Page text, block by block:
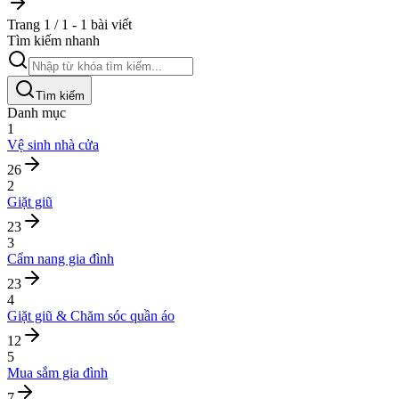
Trang 1 / 1 - 1 bài viết
Tìm kiếm nhanh
Tìm kiếm
Danh mục
1
Vệ sinh nhà cửa
26
2
Giặt giũ
23
3
Cẩm nang gia đình
23
4
Giặt giũ & Chăm sóc quần áo
12
5
Mua sắm gia đình